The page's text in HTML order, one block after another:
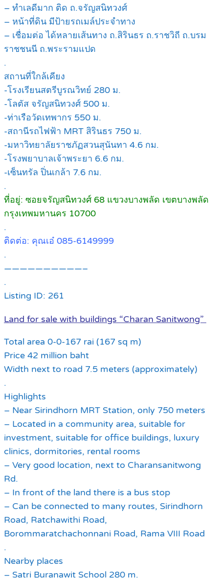
– ทำเลดีมาก ติด ถ.จรัญสนิทวงศ์
– หน้าที่ดิน มีป้ายรถเมล์ประจำทาง
– เชื่อมต่อ ได้หลายเส้นทาง ถ.สิรินธร ถ.ราชวิถี ถ.บรม
ราชชนนี ถ.พระรามแปด
.
สถานที่ใกล้เคียง
-โรงเรียนสตรีบูรณวิทย์ 280 ม.
-โลตัส จรัญสนิทวงศ์ 500 ม.
-ท่าเรือวัดเทพากร 550 ม.
-สถานีรถไฟฟ้า MRT สิรินธร 750 ม.
-มหาวิทยาลัยราชภัฏสวนสุนันทา 4.6 กม.
-โรงพยาบาลเจ้าพระยา 6.6 กม.
-เซ็นทรัล ปิ่นเกล้า 7.6 กม.
.
ที่อยู่: ซอยจรัญสนิทวงศ์ 68 แขวงบางพลัด เขตบางพลัด
กรุงเทพมหานคร 10700
.
ติดต่อ: คุณเอ๋ 085-6149999
.
——————————–
.
Listing ID: 261
Land for sale with buildings “Charan Sanitwong”
Total area 0-0-167 rai (167 sq m)
Price 42 million baht
Width next to road 7.5 meters (approximately)
.
Highlights
– Near Sirindhorn MRT Station, only 750 meters
– Located in a community area, suitable for
investment, suitable for office buildings, luxury
clinics, dormitories, rental rooms
– Very good location, next to Charansanitwong
Rd.
– In front of the land there is a bus stop
– Can be connected to many routes, Sirindhorn
Road, Ratchawithi Road,
Borommaratchachonnani Road, Rama VIII Road
.
Nearby places
– Satri Buranawit School 280 m.